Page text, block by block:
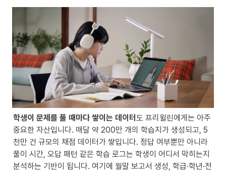
학생이 문제를 풀 때마다 쌓이는 데이터 도 프리윌린에게는 아주
중요한 자산입니다. 매달 약 200만 개의 학습지가 생성되고, 5
천만 건 규모의 채점 데이터가 쌓입니다. 정답 여부뿐만 아니라
풀이 시간, 오답 패턴 같은 학습 로그는 학생이 어디서 막히는지
분석하는 기반이 됩니다. 여기에 월말 보고서 생성, 학급·학년·전